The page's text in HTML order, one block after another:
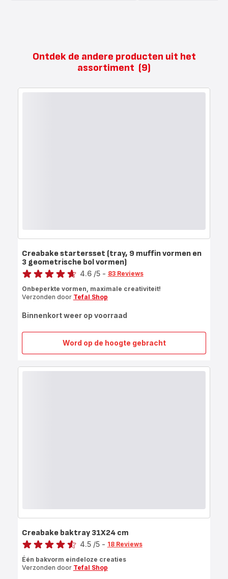
Ontdek de andere producten uit het
assortiment (9)
Word op de hoogte gebracht
Creabake
(tray,
Creabake startersset (tray, 9 muffin vormen en
3 geometrische bol vormen)
Score
4.6 /5 - 83 Reviews
Onbeperkte vormen, maximale creativiteit!
Verzonden door Tefal Shop
Binnenkort weer op voorraad
Creabake baktray 31X24 cm
Score
ratings.4.5
4.5 /5 - 18 Reviews
Één bakvorm eindeloze creaties
Verzonden door Tefal Shop